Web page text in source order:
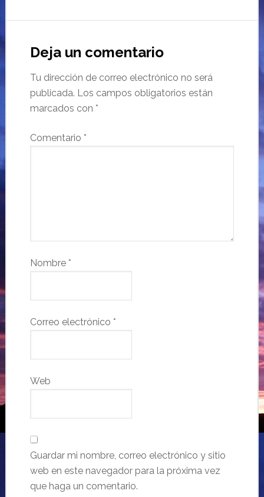
Deja un comentario
Tu dirección de correo electrónico no será
publicada. Los campos obligatorios están
marcados con *
Comentario *
Nombre *
Correo electrónico *
Web
Guardar mi nombre, correo electrónico y sitio
web en este navegador para la próxima vez
que haga un comentario.